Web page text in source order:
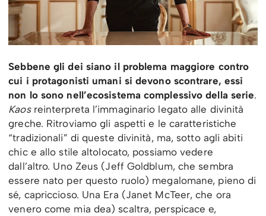
Sebbene gli dei siano il problema maggiore contro
cui i protagonisti umani si devono scontrare, essi
non lo sono nell’ecosistema complessivo della serie.
Kaosreinterpreta l’immaginario legato alle divinità
greche. Ritroviamo gli aspetti e le caratteristiche
“tradizionali” di queste divinità, ma, sotto agli abiti
chic e allo stile altolocato, possiamo vedere
dall’altro. Uno Zeus (Jeff Goldblum, che sembra
essere nato per questo ruolo) megalomane, pieno di
sé, capriccioso. Una Era (Janet McTeer, che ora
venero come mia dea) scaltra, perspicace e,